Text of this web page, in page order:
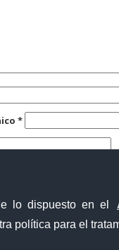
lo dispuesto en el
política para el
*